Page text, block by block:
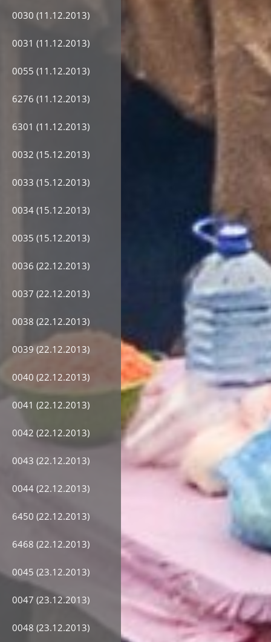
0030 (11.12.2013)
0031 (11.12.2013)
0055 (11.12.2013)
6276 (11.12.2013)
6301 (11.12.2013)
0032 (15.12.2013)
0033 (15.12.2013)
0034 (15.12.2013)
0035 (15.12.2013)
0036 (22.12.2013)
0037 (22.12.2013)
0038 (22.12.2013)
0039 (22.12.2013)
0040 (22.12.2013)
0041 (22.12.2013)
0042 (22.12.2013)
0043 (22.12.2013)
0044 (22.12.2013)
6450 (22.12.2013)
6468 (22.12.2013)
0045 (23.12.2013)
0047 (23.12.2013)
0048 (23.12.2013)